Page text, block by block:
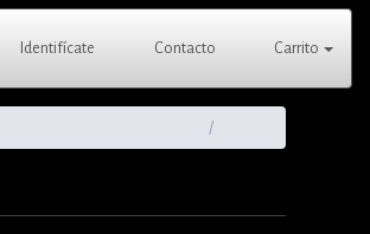
Identifícate Contacto Carrito